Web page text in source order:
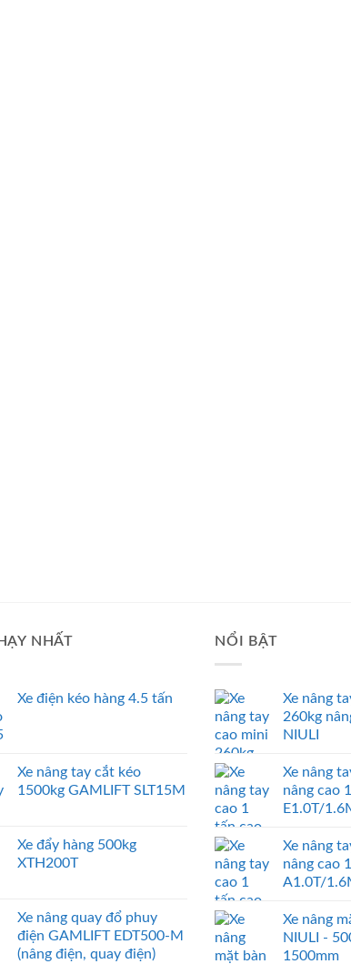
NHẤT
Xe điện kéo hàng 4.5 tấn
Xe nâng tay cắt kéo
1500kg GAMLIFT SLT15M
Xe đẩy hàng 500kg
XTH200T
Xe nâng quay đổ phuy
điện GAMLIFT EDT500-M
(nâng điện, quay điện)
NỔI BẬT
Xe nâng
260kg
NIULI
Xe nâng
nâng cao
E1.0T/
Xe nâng
nâng cao
A1.0T/
Xe nâng
NIULI -
1500mm